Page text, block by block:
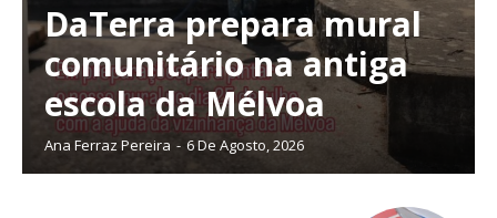
Planos de Assinatura
DaTerra prepara mural
comunitário na antiga
escola da Mélvoa
Ana Ferraz Pereira - 6 De Agosto, 2026